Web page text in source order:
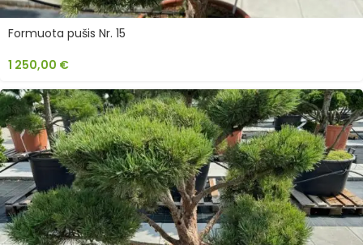
Formuota pušis Nr. 15
1 250,00 €